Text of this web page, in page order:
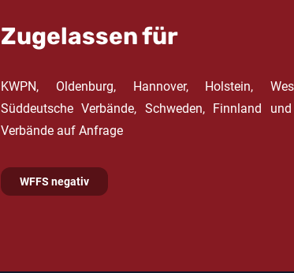
Zugelassen für
KWPN, Oldenburg, Hannover, Holstein,
Süddeutsche Verbände, Schweden, Finnland
Verbände auf Anfrage
WFFS negativ